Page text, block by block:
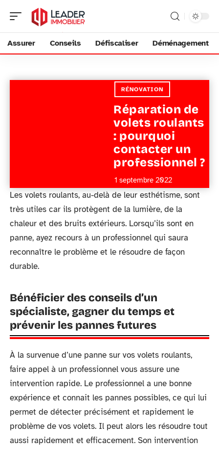
Assurer Conseils Défiscaliser Déménagement
RÉNOVATION
Réparation de
volets roulants
: pourquoi
contacter un
professionnel ?
1 septembre 2022
Les volets roulants, au-delà de leur esthétisme, sont
très utiles car ils protègent de la lumière, de la
chaleur et des bruits extérieurs. Lorsqu’ils sont en
panne, ayez recours à un professionnel qui saura
reconnaître le problème et le résoudre de façon
durable.
Bénéficier des conseils d’un
spécialiste, gagner du temps et
prévenir les pannes futures
À la survenue d’une panne sur vos volets roulants,
faire appel à un professionnel vous assure une
intervention rapide. Le professionnel a une bonne
expérience et connait les pannes possibles, ce qui lui
permet de détecter précisément et rapidement le
problème de vos volets. Il peut alors les résoudre tout
aussi rapidement et efficacement. Son intervention